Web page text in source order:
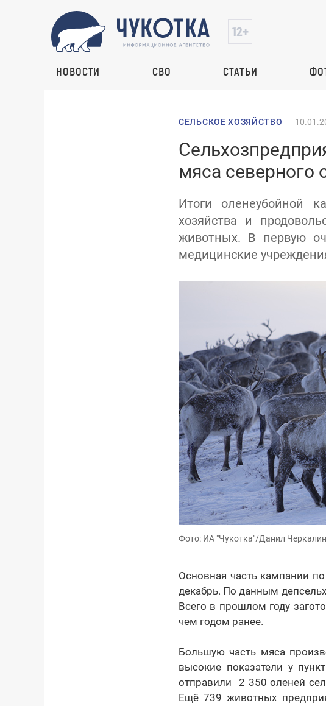
НОВОСТИ СВО СТАТЬИ
СЕЛЬСКОЕ ХОЗЯЙСТВО
мяса северного
Итоги оленеубойной
хозяйства и
животных. В первую
медицинские
Фото: ИА "Чукотка"/Данил Черкалин
Основная часть кампании
декабрь. По данным
Всего в прошлом году
чем годом ранее.
Большую часть мяса
высокие показатели у
отправили 2 350 оленей
Ещё 739 животных